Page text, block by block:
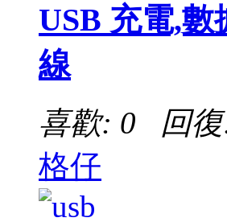
USB 充電,數
線
喜歡: 0 回
格仔